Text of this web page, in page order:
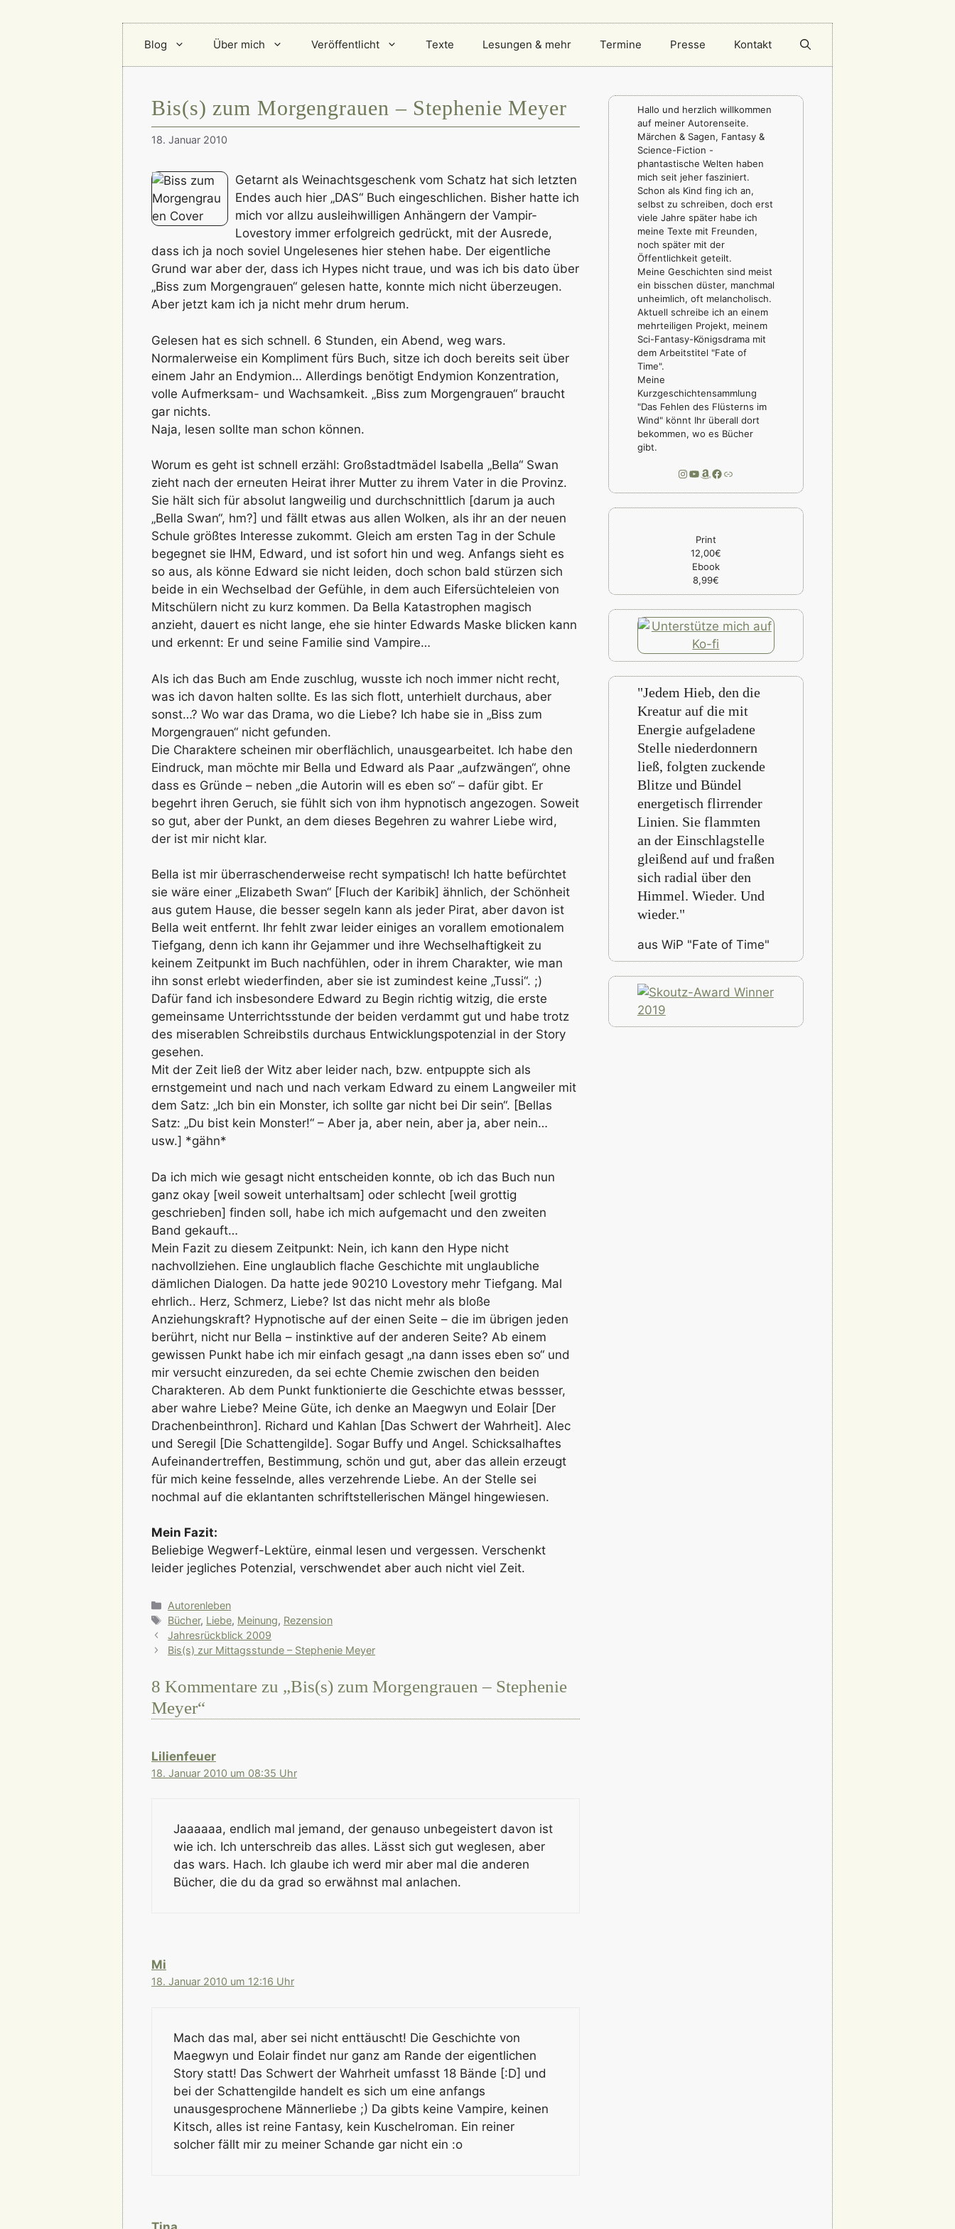
Blog Über mich Veröffentlicht Texte Lesungen & mehr Termine Presse Kontakt
Bis(s) zum Morgengrauen – Stephenie Meyer
18. Januar 2010
Getarnt als Weinachtsgeschenk vom Schatz hat sich letzten
Endes auch hier „DAS“ Buch eingeschlichen. Bisher hatte ich
mich vor allzu ausleihwilligen Anhängern der Vampir-
Lovestory immer erfolgreich gedrückt, mit der Ausrede,
dass ich ja noch soviel Ungelesenes hier stehen habe. Der eigentliche
Grund war aber der, dass ich Hypes nicht traue, und was ich bis dato über
„Biss zum Morgengrauen“ gelesen hatte, konnte mich nicht überzeugen.
Aber jetzt kam ich ja nicht mehr drum herum.
Gelesen hat es sich schnell. 6 Stunden, ein Abend, weg wars.
Normalerweise ein Kompliment fürs Buch, sitze ich doch bereits seit über
einem Jahr an Endymion… Allerdings benötigt Endymion Konzentration,
volle Aufmerksam- und Wachsamkeit. „Biss zum Morgengrauen“ braucht
gar nichts.
Naja, lesen sollte man schon können.
Worum es geht ist schnell erzähl: Großstadtmädel Isabella „Bella“ Swan
zieht nach der erneuten Heirat ihrer Mutter zu ihrem Vater in die Provinz.
Sie hält sich für absolut langweilig und durchschnittlich [darum ja auch
„Bella Swan“, hm?] und fällt etwas aus allen Wolken, als ihr an der neuen
Schule größtes Interesse zukommt. Gleich am ersten Tag in der Schule
begegnet sie IHM, Edward, und ist sofort hin und weg. Anfangs sieht es
so aus, als könne Edward sie nicht leiden, doch schon bald stürzen sich
beide in ein Wechselbad der Gefühle, in dem auch Eifersüchteleien von
Mitschülern nicht zu kurz kommen. Da Bella Katastrophen magisch
anzieht, dauert es nicht lange, ehe sie hinter Edwards Maske blicken kann
und erkennt: Er und seine Familie sind Vampire…
Als ich das Buch am Ende zuschlug, wusste ich noch immer nicht recht,
was ich davon halten sollte. Es las sich flott, unterhielt durchaus, aber
sonst…? Wo war das Drama, wo die Liebe? Ich habe sie in „Biss zum
Morgengrauen“ nicht gefunden.
Die Charaktere scheinen mir oberflächlich, unausgearbeitet. Ich habe den
Eindruck, man möchte mir Bella und Edward als Paar „aufzwängen“, ohne
dass es Gründe – neben „die Autorin will es eben so“ – dafür gibt. Er
begehrt ihren Geruch, sie fühlt sich von ihm hypnotisch angezogen. Soweit
so gut, aber der Punkt, an dem dieses Begehren zu wahrer Liebe wird,
der ist mir nicht klar.
Bella ist mir überraschenderweise recht sympatisch! Ich hatte befürchtet
sie wäre einer „Elizabeth Swan“ [Fluch der Karibik] ähnlich, der Schönheit
aus gutem Hause, die besser segeln kann als jeder Pirat, aber davon ist
Bella weit entfernt. Ihr fehlt zwar leider einiges an vorallem emotionalem
Tiefgang, denn ich kann ihr Gejammer und ihre Wechselhaftigkeit zu
keinem Zeitpunkt im Buch nachfühlen, oder in ihrem Charakter, wie man
ihn sonst erlebt wiederfinden, aber sie ist zumindest keine „Tussi“. ;)
Dafür fand ich insbesondere Edward zu Begin richtig witzig, die erste
gemeinsame Unterrichtsstunde der beiden verdammt gut und habe trotz
des miserablen Schreibstils durchaus Entwicklungspotenzial in der Story
gesehen.
Mit der Zeit ließ der Witz aber leider nach, bzw. entpuppte sich als
ernstgemeint und nach und nach verkam Edward zu einem Langweiler mit
dem Satz: „Ich bin ein Monster, ich sollte gar nicht bei Dir sein“. [Bellas
Satz: „Du bist kein Monster!“ – Aber ja, aber nein, aber ja, aber nein…
usw.] *gähn*
Da ich mich wie gesagt nicht entscheiden konnte, ob ich das Buch nun
ganz okay [weil soweit unterhaltsam] oder schlecht [weil grottig
geschrieben] finden soll, habe ich mich aufgemacht und den zweiten
Band gekauft…
Mein Fazit zu diesem Zeitpunkt: Nein, ich kann den Hype nicht
nachvollziehen. Eine unglaublich flache Geschichte mit unglaubliche
dämlichen Dialogen. Da hatte jede 90210 Lovestory mehr Tiefgang. Mal
ehrlich.. Herz, Schmerz, Liebe? Ist das nicht mehr als bloße
Anziehungskraft? Hypnotische auf der einen Seite – die im übrigen jeden
berührt, nicht nur Bella – instinktive auf der anderen Seite? Ab einem
gewissen Punkt habe ich mir einfach gesagt „na dann isses eben so“ und
mir versucht einzureden, da sei echte Chemie zwischen den beiden
Charakteren. Ab dem Punkt funktionierte die Geschichte etwas bessser,
aber wahre Liebe? Meine Güte, ich denke an Maegwyn und Eolair [Der
Drachenbeinthron]. Richard und Kahlan [Das Schwert der Wahrheit]. Alec
und Seregil [Die Schattengilde]. Sogar Buffy und Angel. Schicksalhaftes
Aufeinandertreffen, Bestimmung, schön und gut, aber das allein erzeugt
für mich keine fesselnde, alles verzehrende Liebe. An der Stelle sei
nochmal auf die eklantanten schriftstellerischen Mängel hingewiesen.
Mein Fazit:
Beliebige Wegwerf-Lektüre, einmal lesen und vergessen. Verschenkt
leider jegliches Potenzial, verschwendet aber auch nicht viel Zeit.
Kategorien
Autorenleben
Schlagwörter
Bücher, Liebe, Meinung, Rezension
Jahresrückblick 2009
Bis(s) zur Mittagsstunde – Stephenie Meyer
8 Kommentare zu „Bis(s) zum Morgengrauen – Stephenie
Meyer“
Lilienfeuer
18. Januar 2010 um 08:35 Uhr
Jaaaaaa, endlich mal jemand, der genauso unbegeistert davon ist
wie ich. Ich unterschreib das alles. Lässt sich gut weglesen, aber
das wars. Hach. Ich glaube ich werd mir aber mal die anderen
Bücher, die du da grad so erwähnst mal anlachen.
Mi
18. Januar 2010 um 12:16 Uhr
Mach das mal, aber sei nicht enttäuscht! Die Geschichte von
Maegwyn und Eolair findet nur ganz am Rande der eigentlichen
Story statt! Das Schwert der Wahrheit umfasst 18 Bände [:D] und
bei der Schattengilde handelt es sich um eine anfangs
unausgesprochene Männerliebe ;) Da gibts keine Vampire, keinen
Kitsch, alles ist reine Fantasy, kein Kuschelroman. Ein reiner
solcher fällt mir zu meiner Schande gar nicht ein :o
Hallo und herzlich willkommen
auf meiner Autorenseite.
Märchen & Sagen, Fantasy &
Science-Fiction -
phantastische Welten haben
mich seit jeher fasziniert.
Schon als Kind fing ich an,
selbst zu schreiben, doch erst
viele Jahre später habe ich
meine Texte mit Freunden,
noch später mit der
Öffentlichkeit geteilt.
Meine Geschichten sind meist
ein bisschen düster, manchmal
unheimlich, oft melancholisch.
Aktuell schreibe ich an einem
mehrteiligen Projekt, meinem
Sci-Fantasy-Königsdrama mit
dem Arbeitstitel "Fate of
Time".
Meine
Kurzgeschichtensammlung
"Das Fehlen des Flüsterns im
Wind" könnt Ihr überall dort
bekommen, wo es Bücher
gibt.
Instagram
YouTube
Amazon
Facebook
Link
Print
12,00€
Ebook
8,99€
"Jedem Hieb, den die
Kreatur auf die mit
Energie aufgeladene
Stelle niederdonnern
ließ, folgten zuckende
Blitze und Bündel
energetisch flirrender
Linien. Sie flammten
an der Einschlagstelle
gleißend auf und fraßen
sich radial über den
Himmel. Wieder. Und
wieder."
aus WiP "Fate of Time"